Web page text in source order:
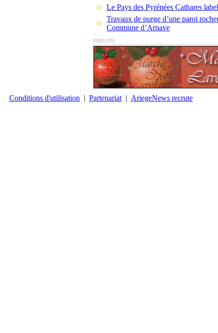
Le Pays des Pyrénées Cathares
Travaux de purge d’une paroi
Commune d’Arnave
Conditions d'utilisation | Partenariat | AriegeNews recrute